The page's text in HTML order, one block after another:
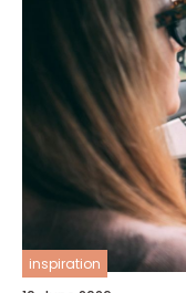
inspiration